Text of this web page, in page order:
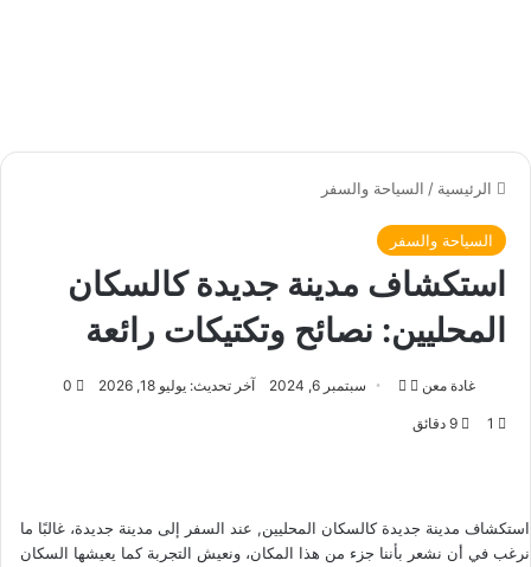
الرئيسية / السياحة والسفر
السياحة والسفر
استكشاف مدينة جديدة كالسكان
المحليين: نصائح وتكتيكات رائعة
غادة معن
ت
ل
ى
ر
ي
سبتمبر 6, 2024 آخر تحديث: يوليو 18, 2026 0
1
استكشاف مدينة جديدة كالسكان المحليين, عند السفر إلى مدينة جديدة، غالبًا ما
نرغب في أن نشعر بأننا جزء من هذا المكان، ونعيش التجربة كما يعيشها السكان